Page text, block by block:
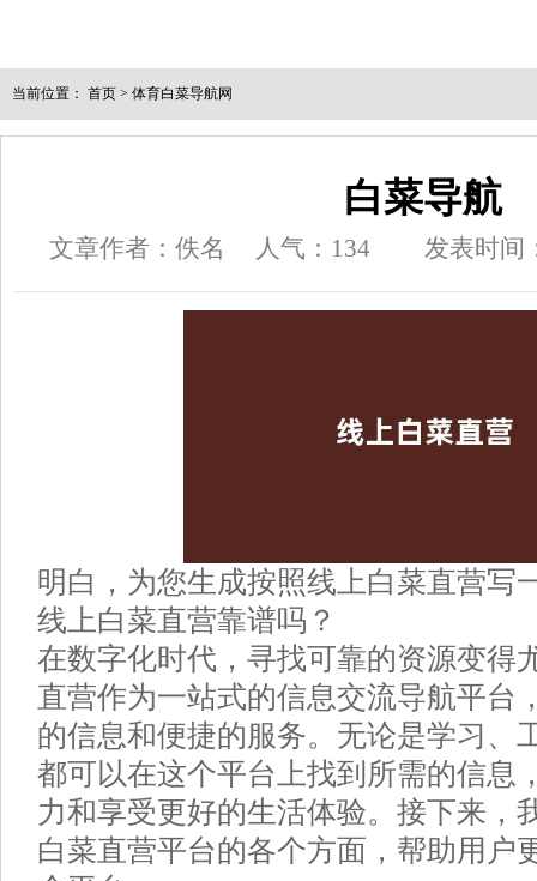
当前位置： 首页 > 体育白菜导航网
白菜导航
文章作者：佚名 人气： 134 发表时间
明白，为您生成按照线上白菜直营写
线上白菜直营靠谱吗？
在数字化时代，寻找可靠的资源变得
直营作为一站式的信息交流导航平台
的信息和便捷的服务。无论是学习、
都可以在这个平台上找到所需的信息
力和享受更好的生活体验。接下来，
白菜直营平台的各个方面，帮助用户